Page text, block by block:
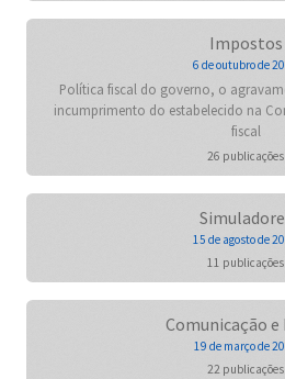
Impostos
6 de outubro de
Política fiscal do governo, o
incumprimento do estabelecido na
fiscal
26 publicações
15 de agosto de
11 publicações
Comunicação e
19 de março de
22 publicações